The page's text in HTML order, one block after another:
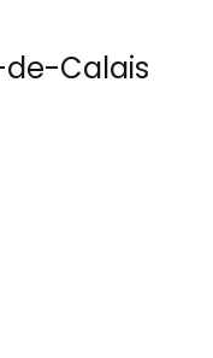
de-Calais